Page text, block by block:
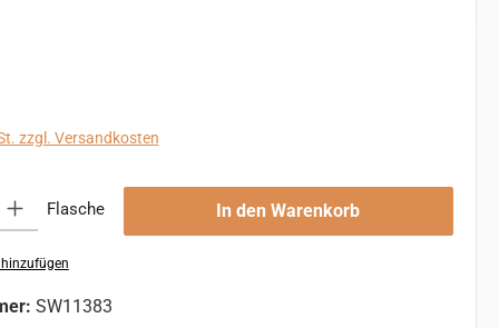
zzgl. Versandkosten
Gib den gewünschten Wert ein oder benutze die Schaltflächen um die
Flasche In den Warenkorb
SW11383